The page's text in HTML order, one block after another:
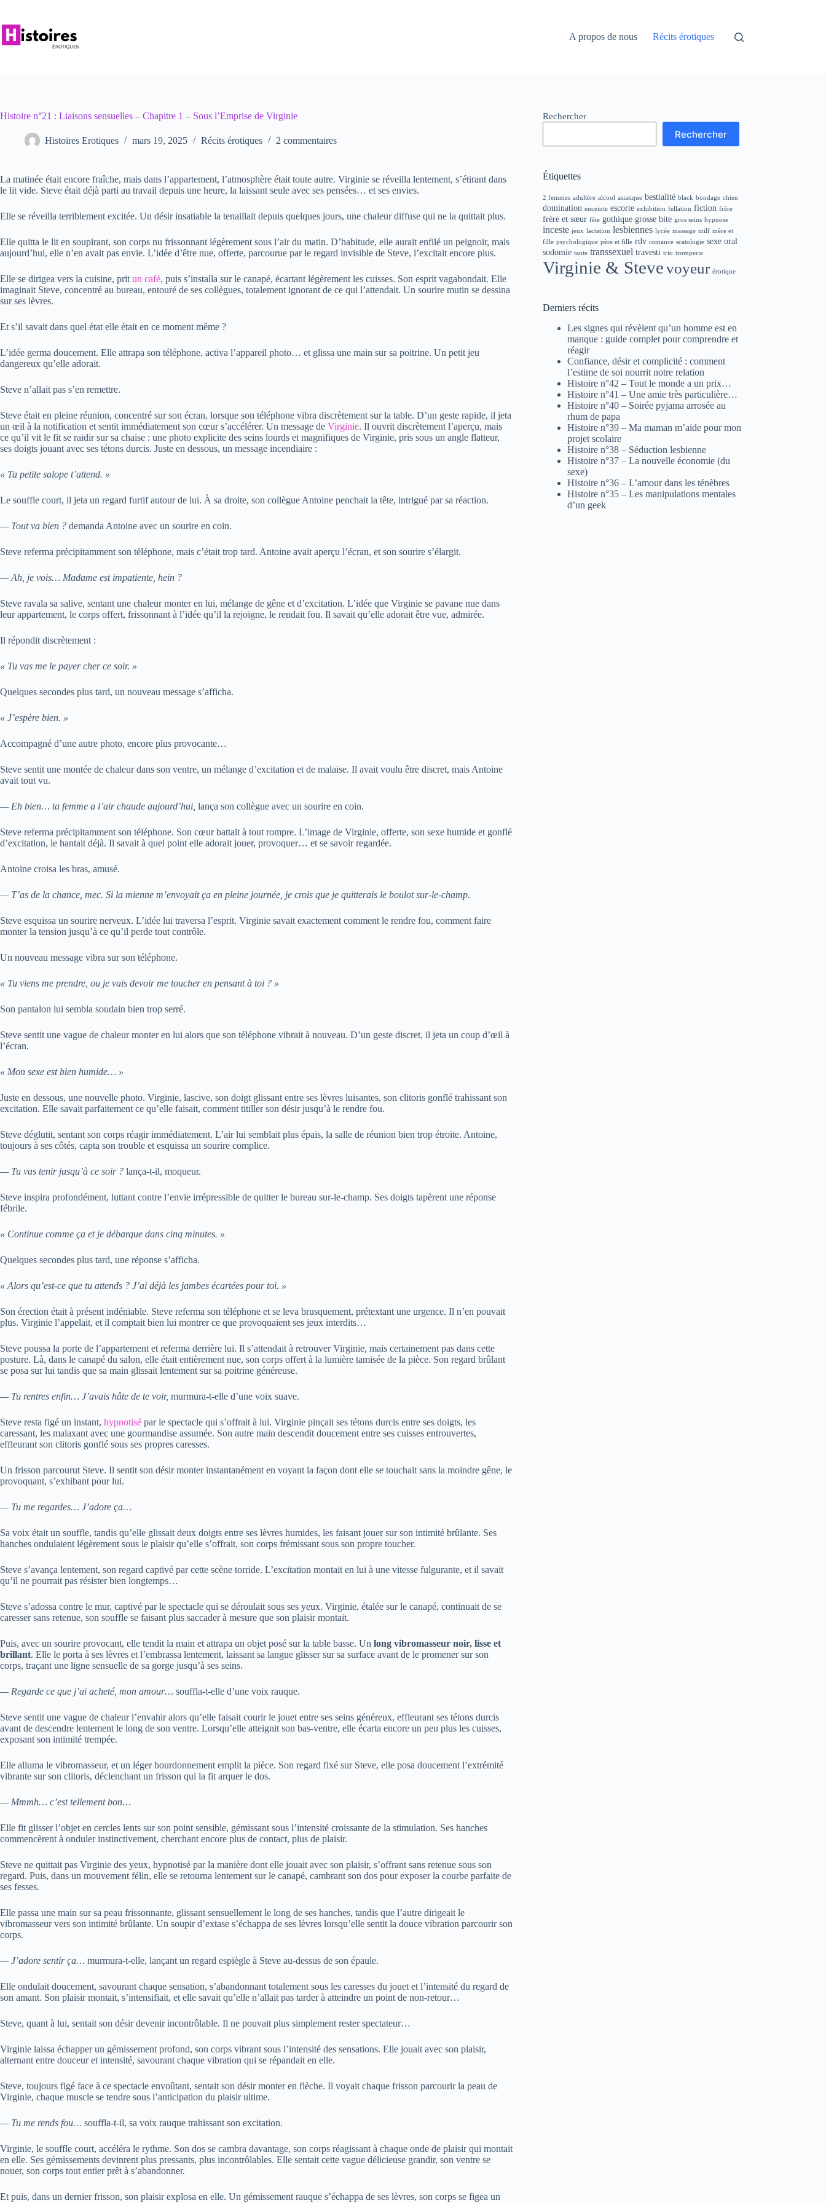
contenu
A propos de nous
Récits érotiques
Histoire n°21 : Liaisons sensuelles – Chapitre 1 – Sous l’Emprise de Virginie
Histoires Erotiques mars 19, 2025 Récits érotiques 2 commentaires
La matinée était encore fraîche, mais dans l’appartement, l’atmosphère était toute autre. Virginie se réveilla lentement, s’étirant dans
le lit vide. Steve était déjà parti au travail depuis une heure, la laissant seule avec ses pensées… et ses envies.
Elle se réveilla terriblement excitée. Un désir insatiable la tenaillait depuis quelques jours, une chaleur diffuse qui ne la quittait plus.
Elle quitta le lit en soupirant, son corps nu frissonnant légèrement sous l’air du matin. D’habitude, elle aurait enfilé un peignoir, mais
aujourd’hui, elle n’en avait pas envie. L’idée d’être nue, offerte, parcourue par le regard invisible de Steve, l’excitait encore plus.
Elle se dirigea vers la cuisine, prit un café, puis s’installa sur le canapé, écartant légèrement les cuisses. Son esprit vagabondait. Elle
imaginait Steve, concentré au bureau, entouré de ses collègues, totalement ignorant de ce qui l’attendait. Un sourire mutin se dessina
sur ses lèvres.
Et s’il savait dans quel état elle était en ce moment même ?
L’idée germa doucement. Elle attrapa son téléphone, activa l’appareil photo… et glissa une main sur sa poitrine. Un petit jeu
dangereux qu’elle adorait.
Steve n’allait pas s’en remettre.
Steve était en pleine réunion, concentré sur son écran, lorsque son téléphone vibra discrètement sur la table. D’un geste rapide, il jeta
un œil à la notification et sentit immédiatement son cœur s’accélérer. Un message de Virginie. Il ouvrit discrètement l’aperçu, mais
ce qu’il vit le fit se raidir sur sa chaise : une photo explicite des seins lourds et magnifiques de Virginie, pris sous un angle flatteur,
ses doigts jouant avec ses tétons durcis. Juste en dessous, un message incendiaire :
« Ta petite salope t’attend. »
Le souffle court, il jeta un regard furtif autour de lui. À sa droite, son collègue Antoine penchait la tête, intrigué par sa réaction.
— Tout va bien ? demanda Antoine avec un sourire en coin.
Steve referma précipitamment son téléphone, mais c’était trop tard. Antoine avait aperçu l’écran, et son sourire s’élargit.
— Ah, je vois… Madame est impatiente, hein ?
Steve ravala sa salive, sentant une chaleur monter en lui, mélange de gêne et d’excitation. L’idée que Virginie se pavane nue dans
leur appartement, le corps offert, frissonnant à l’idée qu’il la rejoigne, le rendait fou. Il savait qu’elle adorait être vue, admirée.
Il répondit discrètement :
« Tu vas me le payer cher ce soir. »
Quelques secondes plus tard, un nouveau message s’afficha.
« J’espère bien. »
Accompagné d’une autre photo, encore plus provocante…
Steve sentit une montée de chaleur dans son ventre, un mélange d’excitation et de malaise. Il avait voulu être discret, mais Antoine
avait tout vu.
— Eh bien… ta femme a l’air chaude aujourd’hui, lança son collègue avec un sourire en coin.
Steve referma précipitamment son téléphone. Son cœur battait à tout rompre. L’image de Virginie, offerte, son sexe humide et gonflé
d’excitation, le hantait déjà. Il savait à quel point elle adorait jouer, provoquer… et se savoir regardée.
Antoine croisa les bras, amusé.
— T’as de la chance, mec. Si la mienne m’envoyait ça en pleine journée, je crois que je quitterais le boulot sur-le-champ.
Steve esquissa un sourire nerveux. L’idée lui traversa l’esprit. Virginie savait exactement comment le rendre fou, comment faire
monter la tension jusqu’à ce qu’il perde tout contrôle.
Un nouveau message vibra sur son téléphone.
« Tu viens me prendre, ou je vais devoir me toucher en pensant à toi ? »
Son pantalon lui sembla soudain bien trop serré.
Steve sentit une vague de chaleur monter en lui alors que son téléphone vibrait à nouveau. D’un geste discret, il jeta un coup d’œil à
l’écran.
« Mon sexe est bien humide… »
Juste en dessous, une nouvelle photo. Virginie, lascive, son doigt glissant entre ses lèvres luisantes, son clitoris gonflé trahissant son
excitation. Elle savait parfaitement ce qu’elle faisait, comment titiller son désir jusqu’à le rendre fou.
Steve déglutit, sentant son corps réagir immédiatement. L’air lui semblait plus épais, la salle de réunion bien trop étroite. Antoine,
toujours à ses côtés, capta son trouble et esquissa un sourire complice.
— Tu vas tenir jusqu’à ce soir ? lança-t-il, moqueur.
Steve inspira profondément, luttant contre l’envie irrépressible de quitter le bureau sur-le-champ. Ses doigts tapèrent une réponse
fébrile.
« Continue comme ça et je débarque dans cinq minutes. »
Quelques secondes plus tard, une réponse s’afficha.
« Alors qu’est-ce que tu attends ? J’ai déjà les jambes écartées pour toi. »
Son érection était à présent indéniable. Steve referma son téléphone et se leva brusquement, prétextant une urgence. Il n’en pouvait
plus. Virginie l’appelait, et il comptait bien lui montrer ce que provoquaient ses jeux interdits…
Steve poussa la porte de l’appartement et referma derrière lui. Il s’attendait à retrouver Virginie, mais certainement pas dans cette
posture. Là, dans le canapé du salon, elle était entièrement nue, son corps offert à la lumière tamisée de la pièce. Son regard brûlant
se posa sur lui tandis que sa main glissait lentement sur sa poitrine généreuse.
— Tu rentres enfin… J’avais hâte de te voir, murmura-t-elle d’une voix suave.
Steve resta figé un instant, hypnotisé par le spectacle qui s’offrait à lui. Virginie pinçait ses tétons durcis entre ses doigts, les
caressant, les malaxant avec une gourmandise assumée. Son autre main descendit doucement entre ses cuisses entrouvertes,
effleurant son clitoris gonflé sous ses propres caresses.
Un frisson parcourut Steve. Il sentit son désir monter instantanément en voyant la façon dont elle se touchait sans la moindre gêne, le
provoquant, s’exhibant pour lui.
— Tu me regardes… J’adore ça…
Sa voix était un souffle, tandis qu’elle glissait deux doigts entre ses lèvres humides, les faisant jouer sur son intimité brûlante. Ses
hanches ondulaient légèrement sous le plaisir qu’elle s’offrait, son corps frémissant sous son propre toucher.
Steve s’avança lentement, son regard captivé par cette scène torride. L’excitation montait en lui à une vitesse fulgurante, et il savait
qu’il ne pourrait pas résister bien longtemps…
Steve s’adossa contre le mur, captivé par le spectacle qui se déroulait sous ses yeux. Virginie, étalée sur le canapé, continuait de se
caresser sans retenue, son souffle se faisant plus saccader à mesure que son plaisir montait.
Puis, avec un sourire provocant, elle tendit la main et attrapa un objet posé sur la table basse. Un long vibromasseur noir, lisse et
brillant. Elle le porta à ses lèvres et l’embrassa lentement, laissant sa langue glisser sur sa surface avant de le promener sur son
corps, traçant une ligne sensuelle de sa gorge jusqu’à ses seins.
— Regarde ce que j’ai acheté, mon amour… souffla-t-elle d’une voix rauque.
Steve sentit une vague de chaleur l’envahir alors qu’elle faisait courir le jouet entre ses seins généreux, effleurant ses tétons durcis
avant de descendre lentement le long de son ventre. Lorsqu’elle atteignit son bas-ventre, elle écarta encore un peu plus les cuisses,
exposant son intimité trempée.
Elle alluma le vibromasseur, et un léger bourdonnement emplit la pièce. Son regard fixé sur Steve, elle posa doucement l’extrémité
vibrante sur son clitoris, déclenchant un frisson qui la fit arquer le dos.
— Mmmh… c’est tellement bon…
Elle fit glisser l’objet en cercles lents sur son point sensible, gémissant sous l’intensité croissante de la stimulation. Ses hanches
commencèrent à onduler instinctivement, cherchant encore plus de contact, plus de plaisir.
Steve ne quittait pas Virginie des yeux, hypnotisé par la manière dont elle jouait avec son plaisir, s’offrant sans retenue sous son
regard. Puis, dans un mouvement félin, elle se retourna lentement sur le canapé, cambrant son dos pour exposer la courbe parfaite de
ses fesses.
Elle passa une main sur sa peau frissonnante, glissant sensuellement le long de ses hanches, tandis que l’autre dirigeait le
vibromasseur vers son intimité brûlante. Un soupir d’extase s’échappa de ses lèvres lorsqu’elle sentit la douce vibration parcourir son
corps.
— J’adore sentir ça… murmura-t-elle, lançant un regard espiègle à Steve au-dessus de son épaule.
Elle ondulait doucement, savourant chaque sensation, s’abandonnant totalement sous les caresses du jouet et l’intensité du regard de
son amant. Son plaisir montait, s’intensifiait, et elle savait qu’elle n’allait pas tarder à atteindre un point de non-retour…
Steve, quant à lui, sentait son désir devenir incontrôlable. Il ne pouvait plus simplement rester spectateur…
Virginie laissa échapper un gémissement profond, son corps vibrant sous l’intensité des sensations. Elle jouait avec son plaisir,
alternant entre douceur et intensité, savourant chaque vibration qui se répandait en elle.
Steve, toujours figé face à ce spectacle envoûtant, sentait son désir monter en flèche. Il voyait chaque frisson parcourir la peau de
Virginie, chaque muscle se tendre sous l’anticipation du plaisir ultime.
— Tu me rends fou… souffla-t-il, sa voix rauque trahissant son excitation.
Virginie, le souffle court, accéléra le rythme. Son dos se cambra davantage, son corps réagissant à chaque onde de plaisir qui montait
en elle. Ses gémissements devinrent plus pressants, plus incontrôlables. Elle sentait cette vague délicieuse grandir, son ventre se
nouer, son corps tout entier prêt à s’abandonner.
Et puis, dans un dernier frisson, son plaisir explosa en elle. Un gémissement rauque s’échappa de ses lèvres, son corps se figea un
Rechercher
Rechercher
Étiquettes
2 femmes adultère alcool asiatique bestialité black bondage chien
domination enceinte escorte exhibition fellation fiction frère
frère et sœur fête gothique grosse bite gros seins hypnose
inceste jeux lactation lesbiennes lycée massage milf mère et
fille psychologique père et fille rdv romance scatologie sexe oral
sodomie tante transsexuel travesti trio tromperie
Virginie & Stevevoyeur érotique
Derniers récits
Les signes qui révèlent qu’un homme est en
manque : guide complet pour comprendre et
réagir
Confiance, désir et complicité : comment
l’estime de soi nourrit notre relation
Histoire n°42 – Tout le monde a un prix…
Histoire n°41 – Une amie très particulière…
Histoire n°40 – Soirée pyjama arrosée au
rhum de papa
Histoire n°39 – Ma maman m’aide pour mon
projet scolaire
Histoire n°38 – Séduction lesbienne
Histoire n°37 – La nouvelle économie (du
sexe)
Histoire n°36 – L’amour dans les ténèbres
Histoire n°35 – Les manipulations mentales
d’un geek